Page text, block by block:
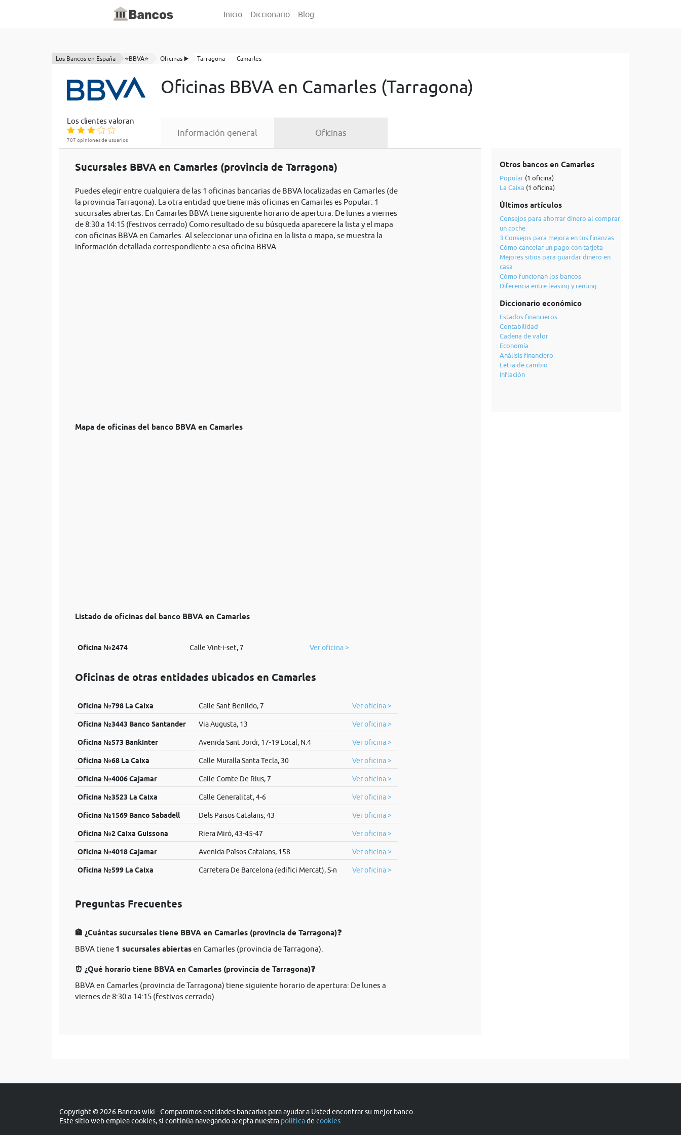
Inicio Diccionario Blog
Los Bancos en España ⭐BBVA⭐ Oficinas ▶️ Tarragona Camarles
Oficinas BBVA en Camarles (Tarragona)
Los clientes valoran
707 opiniones de usuarios
Información general Oficinas
Sucursales BBVA en Camarles (provincia de Tarragona)
Puedes elegir entre cualquiera de las 1 oficinas bancarias de BBVA localizadas en Camarles (de
la provincia Tarragona). La otra entidad que tiene más oficinas en Camarles es Popular: 1
sucursales abiertas. En Camarles BBVA tiene siguiente horario de apertura: De lunes a viernes
de 8:30 a 14:15 (festivos cerrado) Como resultado de su búsqueda aparecere la lista y el mapa
con oficinas BBVA en Camarles. Al seleccionar una oficina en la lista o mapa, se muestra la
información detallada correspondiente a esa oficina BBVA.
Mapa de oficinas del banco BBVA en Camarles
Listado de oficinas del banco BBVA en Camarles
Oficina №2474 Calle Vint-i-set, 7 Ver oficina >
Oficinas de otras entidades ubicados en Camarles
Oficina №798 La Caixa Calle Sant Benildo, 7 Ver oficina >
Oficina №3443 Banco Santander Via Augusta, 13 Ver oficina >
Oficina №573 Bankinter Avenida Sant Jordi, 17-19 Local, N.4 Ver oficina >
Oficina №68 La Caixa Calle Muralla Santa Tecla, 30 Ver oficina >
Oficina №4006 Cajamar Calle Comte De Rius, 7 Ver oficina >
Oficina №3523 La Caixa Calle Generalitat, 4-6 Ver oficina >
Oficina №1569 Banco Sabadell Dels Països Catalans, 43 Ver oficina >
Oficina №2 Caixa Guissona Riera Miró, 43-45-47 Ver oficina >
Oficina №4018 Cajamar Avenida Països Catalans, 158 Ver oficina >
Oficina №599 La Caixa Carretera De Barcelona (edifici Mercat), S-n Ver oficina >
Preguntas Frecuentes
🏦 ¿Cuántas sucursales tiene BBVA en Camarles (provincia de Tarragona)❓
BBVA tiene 1 sucursales abiertasen Camarles (provincia de Tarragona).
⏰ ¿Qué horario tiene BBVA en Camarles (provincia de Tarragona)❓
BBVA en Camarles (provincia de Tarragona) tiene siguiente horario de apertura: De lunes a
viernes de 8:30 a 14:15 (festivos cerrado)
Otros bancos en Camarles
Popular(1 oficina)
La Caixa (1 oficina)
Últimos artículos
Consejos para ahorrar dinero al comprar
un coche
3 Consejos para mejora en tus finanzas
Cómo cancelar un pago con tarjeta
Mejores sitios para guardar dinero en
casa
Cómo funcionan los bancos
Diferencia entre leasing y renting
Diccionario económico
Estados financieros
Contabilidad
Cadena de valor
Economía
Análisis financiero
Letra de cambio
Inflación
Copyright © 2026 Bancos.wiki - Comparamos entidades bancarias para ayudar a Usted encontrar su mejor banco.
Este sitio web emplea cookies, si continúa navegando acepta nuestra políticade cookies